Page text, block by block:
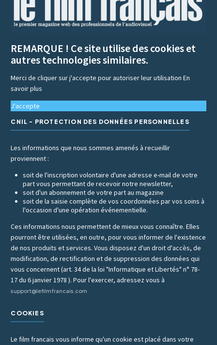
REMARQUE ! Ce site utilise des cookies et
autres technologies similaires.
Merci de cliquer sur j'accepte pour autoriser leur utilisationEn
savoir plus
J'accepte
CNIL - PROTECTION DES DONNÉES PERSONNELLES
Les informations que nous sommes amenés à recueillir
proviennent :
soit de l'inscription volontaire d'une adresse e-mail de votre
part vous permettant de recevoir notre newsletter,
soit d'un abonnement de votre part au magazine
soit de la saisie complète de vos coordonnées par vos soins à
l'occasion d'une opération événementielle.
Ces informations nous permettent de mieux vous connaître. Elles
pourront être utilisées, en outre, pour vous informer de l'existence
de nos produits et services. Vous disposez d'un droit d'accès, de
modification, de rectification et de suppression des données qui
vous concernent (art. 34 de la loi "Informatique et Libertés" n° 78-
17 du 6 janvier 1978 ). Pour l'exercer, adressez vous à
support@lefilmfrancais.com
COOKIES
Le film francais vous informe qu'un cookie est placé dans votre